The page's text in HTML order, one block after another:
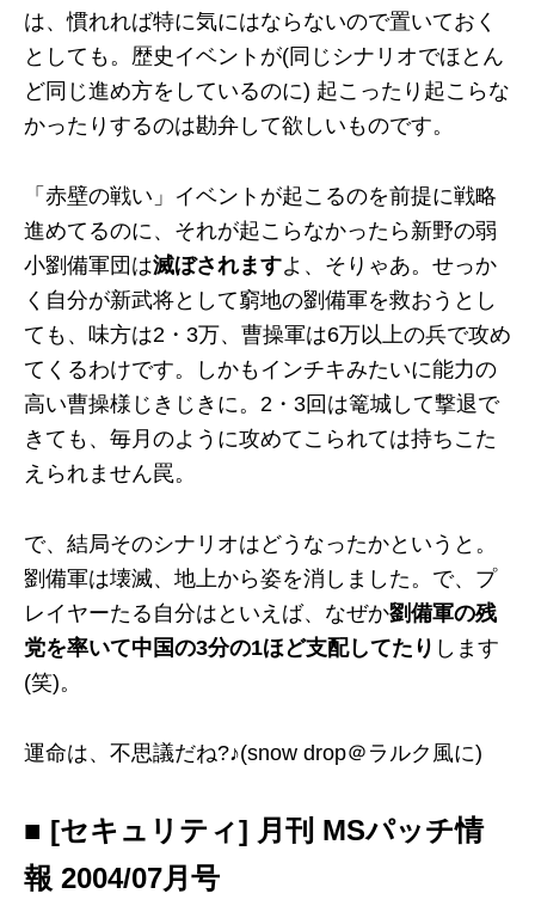
は、慣れれば特に気にはならないので置いておく
としても。歴史イベントが(同じシナリオでほとん
ど同じ進め方をしているのに) 起こったり起こらな
かったりするのは勘弁して欲しいものです。
「赤壁の戦い」イベントが起こるのを前提に戦略
進めてるのに、それが起こらなかったら新野の弱
小劉備軍団は滅ぼされますよ、そりゃあ。せっか
く自分が新武将として窮地の劉備軍を救おうとし
ても、味方は2・3万、曹操軍は6万以上の兵で攻め
てくるわけです。しかもインチキみたいに能力の
高い曹操様じきじきに。2・3回は篭城して撃退で
きても、毎月のように攻めてこられては持ちこた
えられません罠。
で、結局そのシナリオはどうなったかというと。
劉備軍は壊滅、地上から姿を消しました。で、プ
レイヤーたる自分はといえば、なぜか劉備軍の残
党を率いて中国の3分の1ほど支配してたり します
(笑)。
運命は、不思議だね?♪(snow drop＠ラルク風に)
■ [セキュリティ] 月刊 MSパッチ情
報 2004/07月号